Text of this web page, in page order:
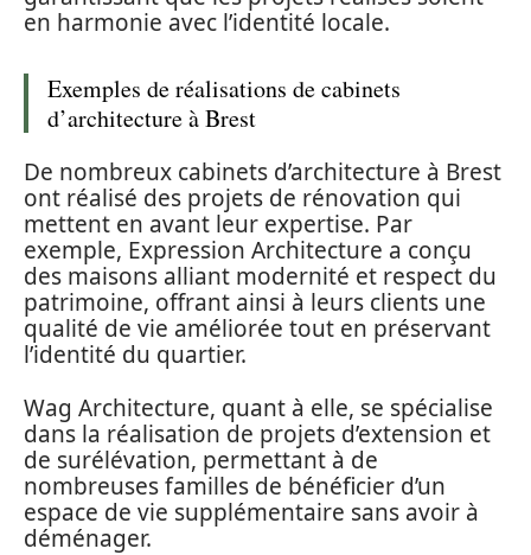
en harmonie avec l’identité locale.
Exemples de réalisations de cabinets
d’architecture à Brest
De nombreux cabinets d’architecture à Brest
ont réalisé des projets de rénovation qui
mettent en avant leur expertise. Par
exemple, Expression Architecture a conçu
des maisons alliant modernité et respect du
patrimoine, offrant ainsi à leurs clients une
qualité de vie améliorée tout en préservant
l’identité du quartier.
Wag Architecture, quant à elle, se spécialise
dans la réalisation de projets d’extension et
de surélévation, permettant à de
nombreuses familles de bénéficier d’un
espace de vie supplémentaire sans avoir à
déménager.